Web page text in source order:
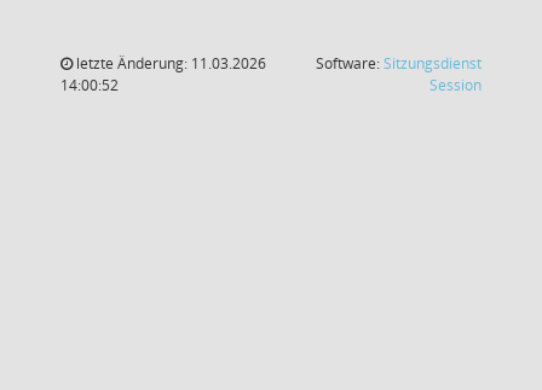
letzte Änderung: 11.03.2026
14:00:52
Software:Sitzungsdienst
Session(Wird in